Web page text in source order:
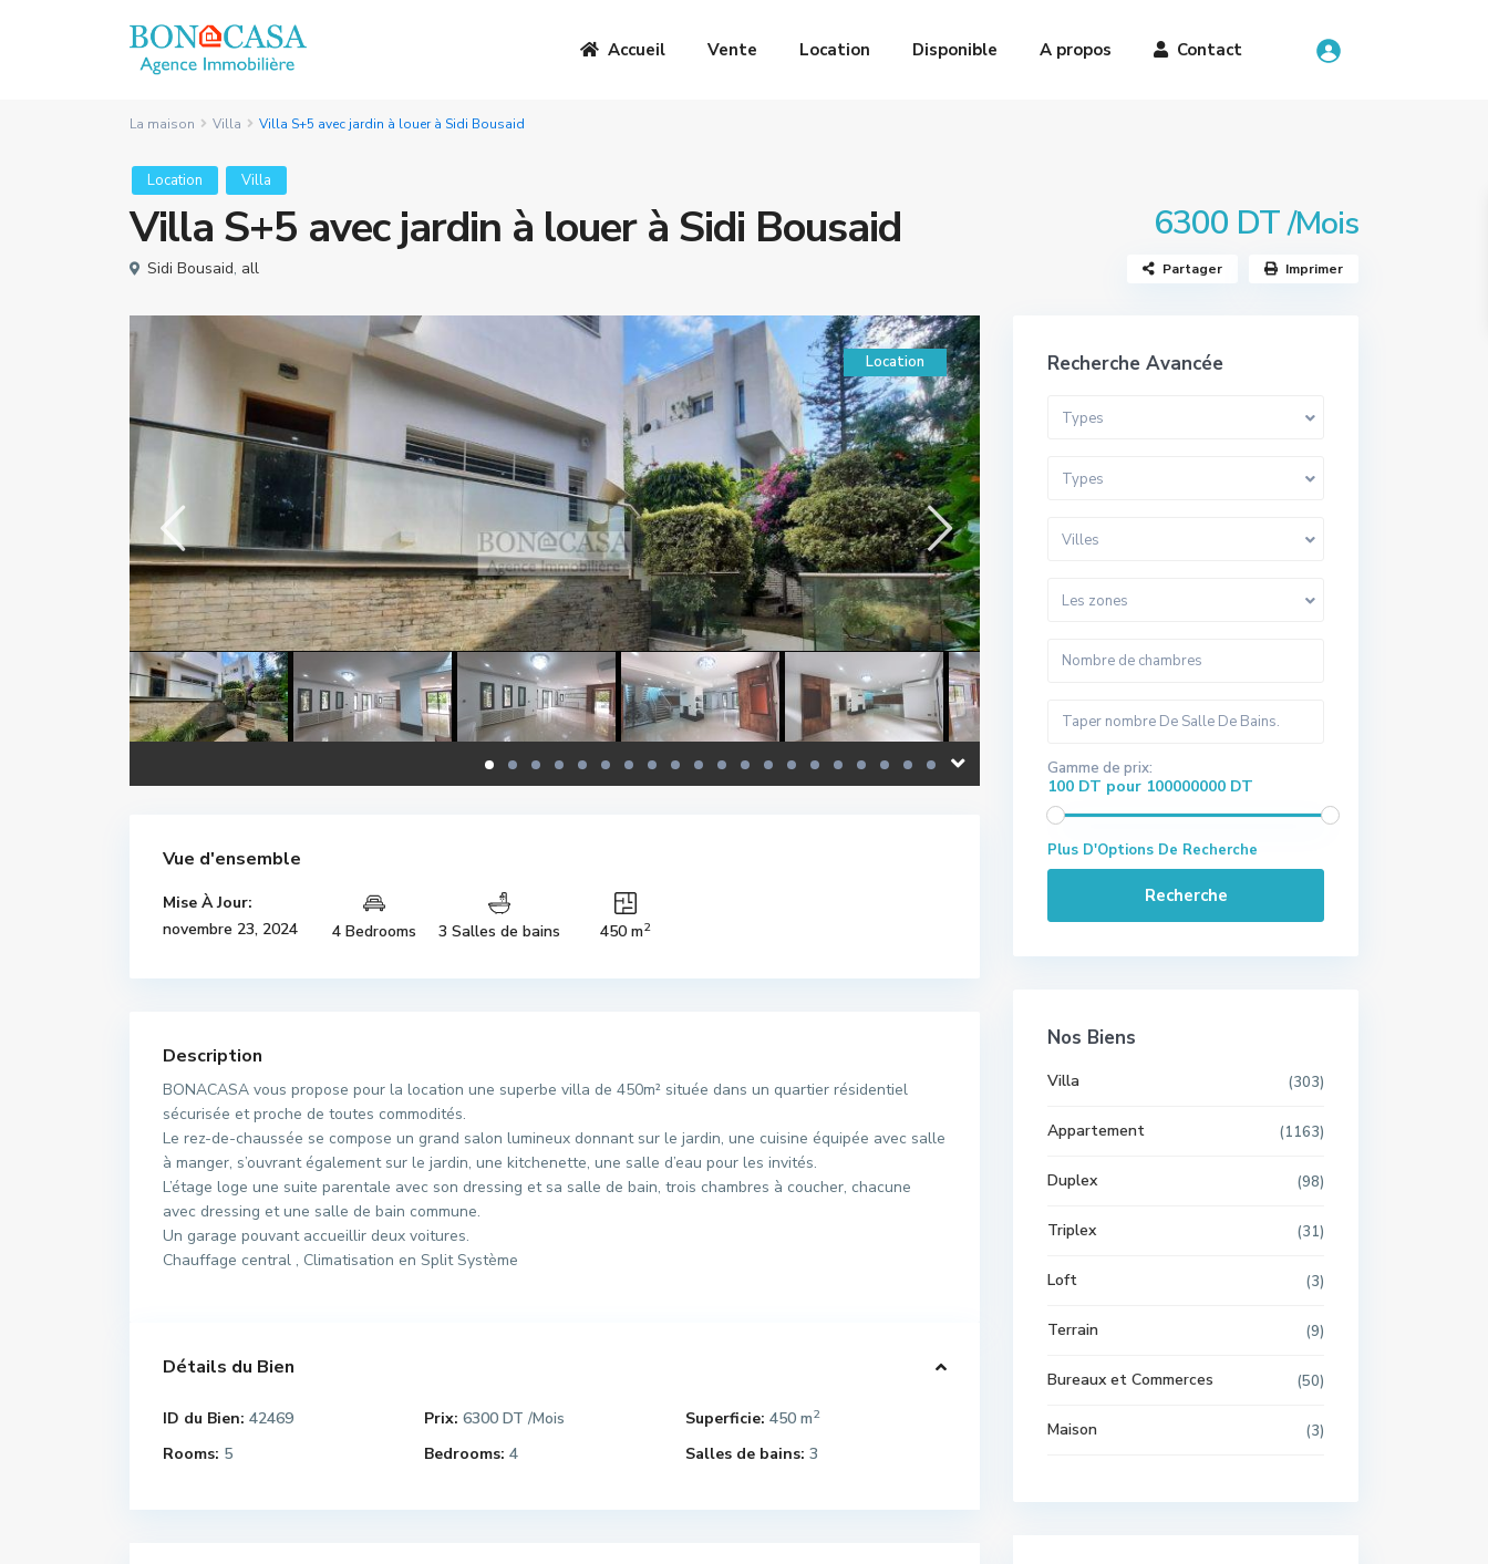
Accueil Vente Location Disponible A propos Contact
La maison Villa Villa S+5 avec jardin à louer à Sidi Bousaid
Location Villa
Villa S+5 avec jardin à louer à Sidi Bousaid 6300 DT/Mois
Sidi Bousaid, all Partager Imprimer
Location
Vue d'ensemble
Mise À Jour:
novembre 23, 2024
4 Bedrooms 3 Salles de bains 450 m2
Description
BONACASA vous propose pour la location une superbe villa de 450m² située dans un quartier résidentiel
sécurisée et proche de toutes commodités.
Le rez-de-chaussée se compose un grand salon lumineux donnant sur le jardin, une cuisine équipée avec salle
à manger, s’ouvrant également sur le jardin, une kitchenette, une salle d’eau pour les invités.
L’étage loge une suite parentale avec son dressing et sa salle de bain, trois chambres à coucher, chacune
avec dressing et une salle de bain commune.
Un garage pouvant accueillir deux voitures.
Chauffage central , Climatisation en Split Système
Détails du Bien
ID du Bien: 42469 Prix: 6300 DT /Mois Superficie: 450 m2
Rooms: 5 Bedrooms: 4 Salles de bains: 3
Recherche Avancée
Types
Types
Villes
Les zones
Gamme de prix:
100 DT pour 100000000 DT
Plus D'Options De Recherche
Recherche
Nos Biens
Villa (303)
Appartement (1163)
Duplex (98)
Triplex (31)
Loft (3)
Terrain (9)
Bureaux et Commerces (50)
Maison (3)